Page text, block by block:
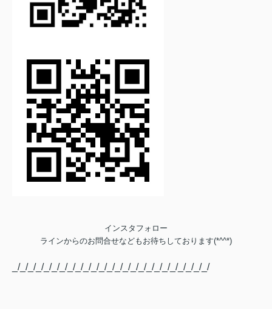
インスタフォロー
ラインからのお問合せなどもお待ちしております(*^^*)
_/_/_/_/_/_/_/_/_/_/_/_/_/_/_/_/_/_/_/_/_/_/_/_/_/